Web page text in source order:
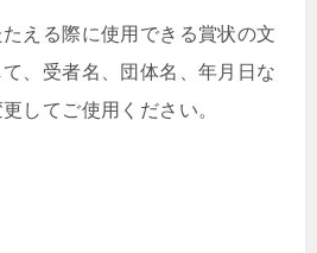
える際に使用できる賞状の文
、受者名、団体名、年月日な
してご使用ください。